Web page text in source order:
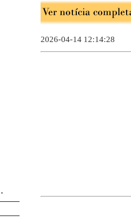
-
2026-04-14 12:14:28